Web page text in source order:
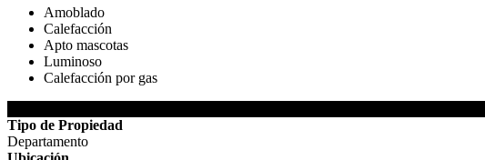
Amoblado
Calefacción
Apto mascotas
Luminoso
Calefacción por gas
Tipo de Propiedad
Departamento